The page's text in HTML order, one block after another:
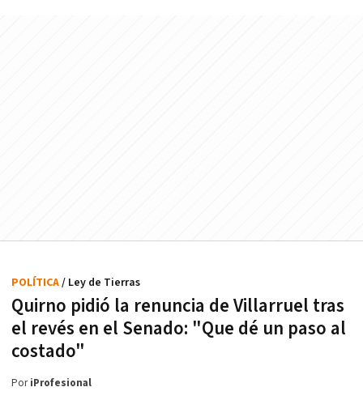
Quirno pidió la renuncia de Villarruel tras
el revés en el Senado: "Que dé un paso al
costado"
POLÍTICA/ Ley de Tierras
PoriProfesional